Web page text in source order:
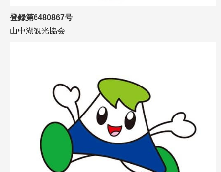
登録第6480867号
山中湖観光協会